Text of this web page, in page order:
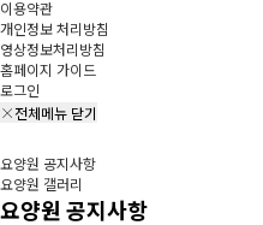
이용약관
개인정보 처리방침
영상정보처리방침
홈페이지 가이드
로그인
전체메뉴 닫기
요양원 공지사항
요양원 갤러리
요양원 공지사항